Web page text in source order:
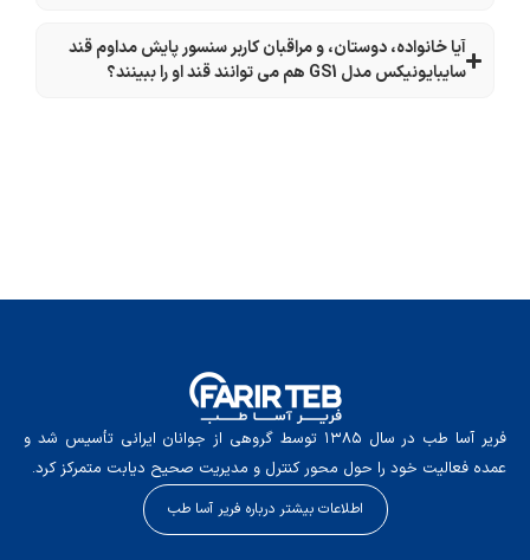
آیا خانواده، دوستان، و مراقبان کاربر سنسور پایش مداوم قند
سایبایونیکس مدل GS1 هم می توانند قند او را ببینند؟
فریر آسا طب در سال ۱۳۸۵ توسط گروهی از جوانان ایرانی تأسیس شد و
عمده فعالیت خود را حول محور کنترل و مدیریت صحیح دیابت متمرکز کرد.
اطلاعات بیشتر درباره فریر آسا طب